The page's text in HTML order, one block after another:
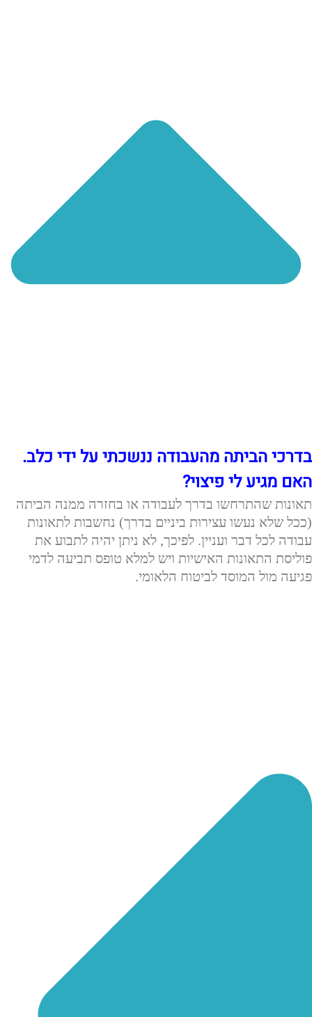
בדרכי הביתה מהעבודה ננשכתי על ידי כלב.
האם מגיע לי פיצוי?
תאונות שהתרחשו בדרך לעבודה או בחזרה ממנה הביתה
(ככל שלא נעשו עצירות ביניים בדרך) נחשבות לתאונות
עבודה לכל דבר ועניין. לפיכך, לא ניתן יהיה לתבוע את
פוליסת התאונות האישיות ויש למלא טופס תביעה לדמי
פגיעה מול המוסד לביטוח הלאומי.